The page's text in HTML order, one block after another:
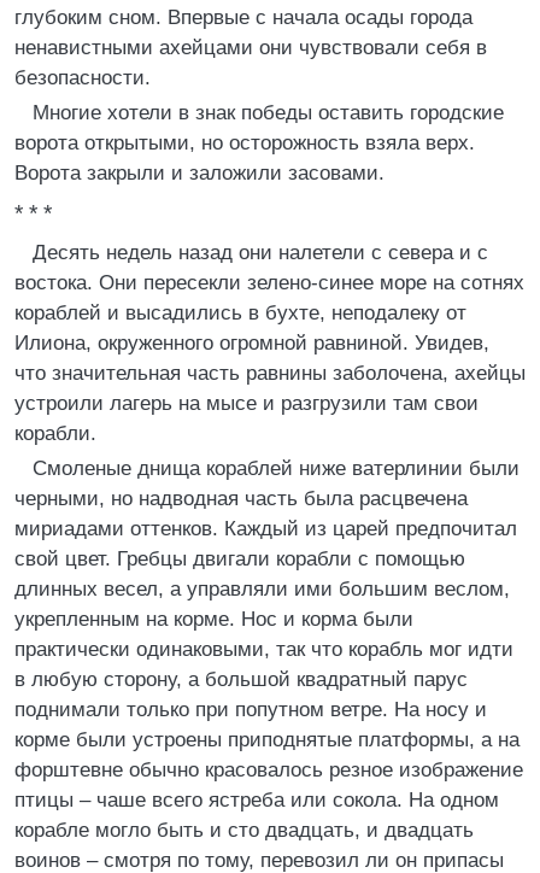
глубоким сном. Впервые с начала осады города
ненавистными ахейцами они чувствовали себя в
безопасности.
Многие хотели в знак победы оставить городские
ворота открытыми, но осторожность взяла верх.
Ворота закрыли и заложили засовами.
* * *
Десять недель назад они налетели с севера и с
востока. Они пересекли зелено-синее море на сотнях
кораблей и высадились в бухте, неподалеку от
Илиона, окруженного огромной равниной. Увидев,
что значительная часть равнины заболочена, ахейцы
устроили лагерь на мысе и разгрузили там свои
корабли.
Смоленые днища кораблей ниже ватерлинии были
черными, но надводная часть была расцвечена
мириадами оттенков. Каждый из царей предпочитал
свой цвет. Гребцы двигали корабли с помощью
длинных весел, а управляли ими большим веслом,
укрепленным на корме. Нос и корма были
практически одинаковыми, так что корабль мог идти
в любую сторону, а большой квадратный парус
поднимали только при попутном ветре. На носу и
корме были устроены приподнятые платформы, а на
форштевне обычно красовалось резное изображение
птицы – чаше всего ястреба или сокола. На одном
корабле могло быть и сто двадцать, и двадцать
воинов – смотря по тому, перевозил ли он припасы